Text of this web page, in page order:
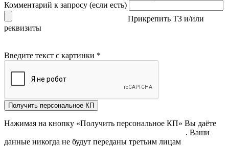
Комментарий к запросу (если есть)
Прикрепить ТЗ и/или
реквизиты
Введите текст с картинки *
Получить персональное КП
Нажимая на кнопку «Получить персональное КП» Вы даёте
. Ваши
данные никогда не будут переданы третьим лицам